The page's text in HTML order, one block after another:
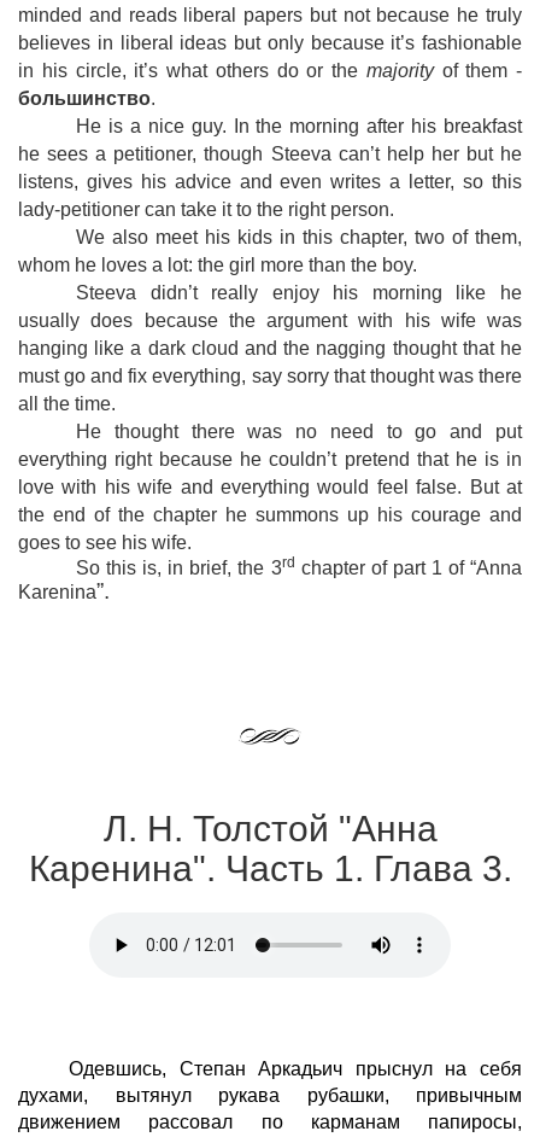
minded and reads liberal papers but not because he truly
believes in liberal ideas but only because it’s fashionable
in his circle, it’s what others do or the majorityof them -
большинство.
He is a nice guy. In the morning after his breakfast
he sees a petitioner, though Steeva can’t help her but he
listens, gives his advice and even writes a letter, so this
lady-petitioner can take it to the right person.
We also meet his kids in this chapter, two of them,
whom he loves a lot: the girl more than the boy.
Steeva didn’t really enjoy his morning like he
usually does because the argument with his wife was
hanging like a dark cloud and the nagging thought that he
must go and fix everything, say sorry that thought was there
all the time.
He thought there was no need to go and put
everything right because he couldn’t pretend that he is in
love with his wife and everything would feel false. But at
the end of the chapter he summons up his courage and
goes to see his wife.
So this is, in brief, the 3rd chapter of part 1 of “Anna
Karenina”.
Л. Н. Толстой "Анна
Каренина". Часть 1. Глава 3.
Одевшись, Степан Аркадьич прыснул на себя
духами, вытянул рукава рубашки, привычным
движением рассовал по карманам папиросы,